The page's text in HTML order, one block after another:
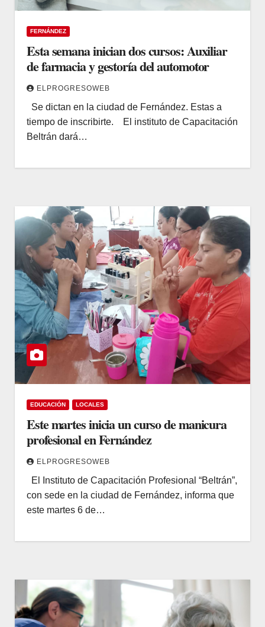
FERNÁNDEZ
Esta semana inician dos cursos: Auxiliar
de farmacia y gestoría del automotor
ELPROGRESOWEB
Se dictan en la ciudad de Fernández. Estas a
tiempo de inscribirte. El instituto de Capacitación
Beltrán dará…
EDUCACIÓN LOCALES
Este martes inicia un curso de manicura
profesional en Fernández
ELPROGRESOWEB
El Instituto de Capacitación Profesional “Beltrán”,
con sede en la ciudad de Fernández, informa que
este martes 6 de…